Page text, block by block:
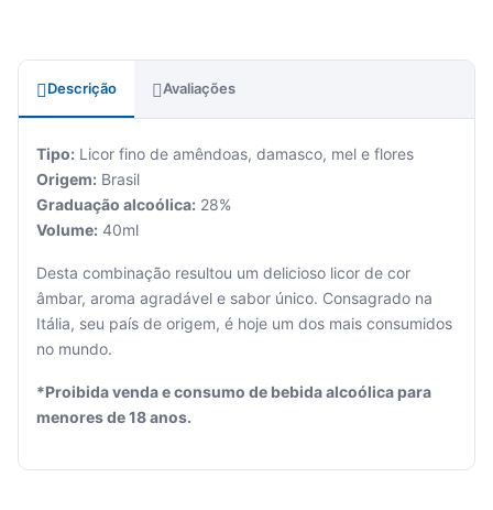
Seu
Descrição Avaliações
Tipo: Licor fino de amêndoas, damasco, mel e flores
Origem: Brasil
Graduação alcoólica: 28%
Volume: 40ml
Desta combinação resultou um delicioso licor de cor
âmbar, aroma agradável e sabor único. Consagrado na
Itália, seu país de origem, é hoje um dos mais consumidos
no mundo.
*Proibida venda e consumo de bebida alcoólica para
menores de 18 anos.